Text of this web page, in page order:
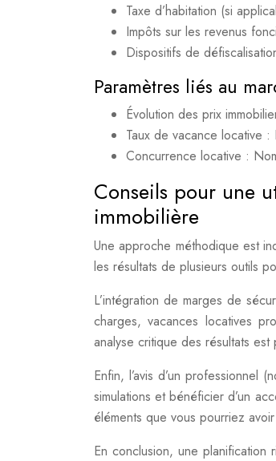
Taxe d’habitation (si
Impôts sur les revenus
Dispositifs de
Paramètres liés au
Évolution des prix
Taux de vacance locative
Concurrence locative :
Conseils pour une
immobilière
Une approche méthodique est
les résultats de plusieurs outils
L’intégration de marges de
charges, vacances locatives
analyse critique des résultats est
Enfin, l’avis d’un professionnel
simulations et bénéficier d’un
éléments que vous pourriez
En conclusion, une planification